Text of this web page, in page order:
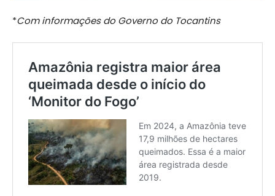
*Com informações do Governo do Tocantins